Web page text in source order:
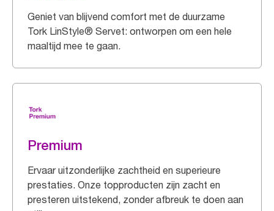
Geniet van blijvend comfort met de duurzame
Tork LinStyle® Servet: ontworpen om een hele
maaltijd mee te gaan.
Premium
Ervaar uitzonderlijke zachtheid en superieure
prestaties. Onze topproducten zijn zacht en
presteren uitstekend, zonder afbreuk te doen aan